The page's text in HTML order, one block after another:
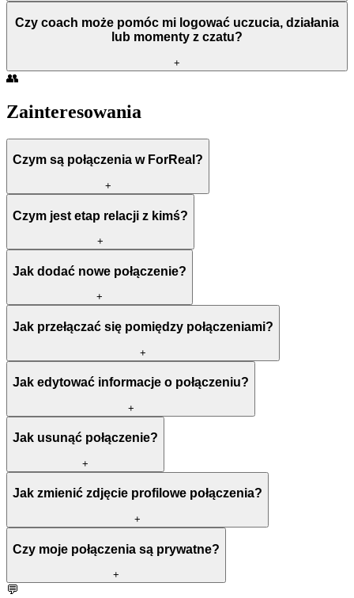
Czy coach może pomóc mi logować uczucia, działania
lub momenty z czatu?
+
👥
Zainteresowania
Czym są połączenia w ForReal?
+
Czym jest etap relacji z kimś?
+
Jak dodać nowe połączenie?
+
Jak przełączać się pomiędzy połączeniami?
+
Jak edytować informacje o połączeniu?
+
Jak usunąć połączenie?
+
Jak zmienić zdjęcie profilowe połączenia?
+
Czy moje połączenia są prywatne?
+
💬